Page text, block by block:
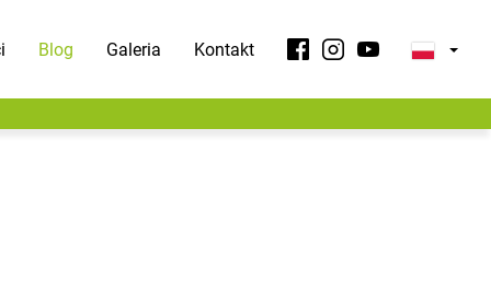
Blog Galeria Kontakt